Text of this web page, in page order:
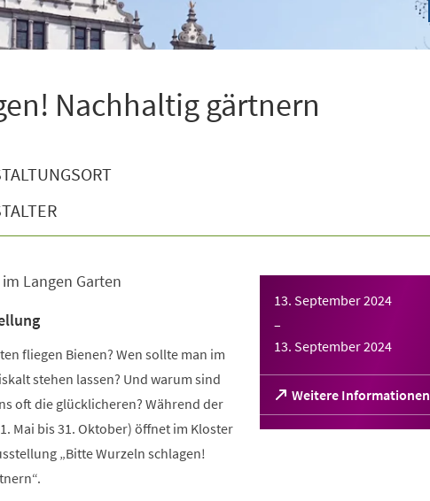
Nachhaltig gärtnern
13. September 2024
–
13. September 2024
Weitere Informationen
(Öffnet
in
einem
Langen Garten
fliegen Bienen? Wen sollte man im
stehen lassen? Und warum sind
oft die glücklicheren? Während der
Mai bis 31. Oktober) öffnet im Kloster
„Bitte Wurzeln schlagen!